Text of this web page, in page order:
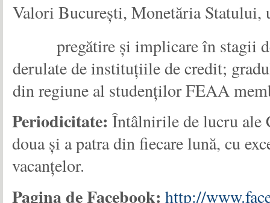
Valori București, Monetăria
pregătire și implicare în stagii
derulate de instituțiile de credit;
din regiune al studenților FEAA
Periodicitate: Întâlnirile de lucru ale
doua și a patra din fiecare lună, cu
Pagina de Facebook: http://